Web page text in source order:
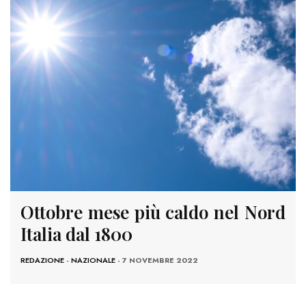
Ottobre mese più caldo nel Nord
Italia dal 1800
REDAZIONE - NAZIONALE - 7 NOVEMBRE 2022